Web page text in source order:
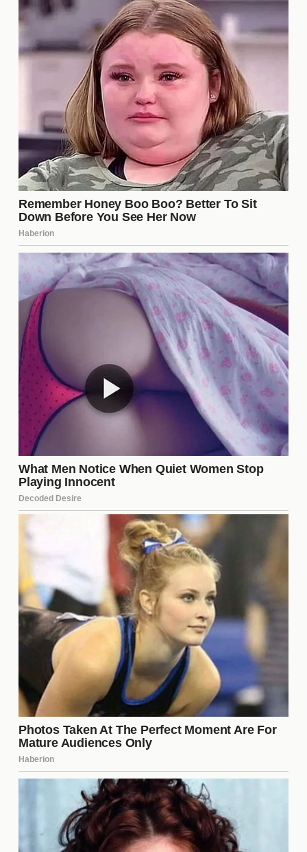
Los
son una emoción común en las
relaciones abiertas, pero no tienen que ser
destructivos. Es importante reconocer estos
sentimientos y abordarlos de manera constructiva.
Hablar sobre los celos con la pareja puede ayudar a
desmitificarlos y encontrar soluciones. Además,
practicar la auto-reflexión y el autoconocimiento
puede ser útil para entender la raíz de estos
sentimientos y trabajar en su manejo.
La importancia de la confianza
Laconfianzaes el pilar fundamental de cualquier
relación, y aún más en una relación abierta. Sin
confianza, es difícil mantener la estabilidad
emocional y la conexión entre los miembros. Para
fomentar la confianza, es esencial ser transparente
sobre las interacciones externas y estar dispuesto a
hablar sobre cualquier inquietud que surja. Esto
crea un ambiente donde ambos se sienten seguros
y valorados.
Evaluando la relación
Es recomendable realizar evaluaciones periódicas
de larelaciónpara asegurarse de que ambas
partes estén satisfechas con el acuerdo. Esto
puede incluir conversaciones sobre cómo se
sienten con respecto a las interacciones externas,
si los límites establecidos siguen siendo adecuados
y si hay nuevas necesidades que deben abordarse.
Esta práctica no solo fortalece el vínculo, sino que
también permite ajustar el enfoque según las
experiencias compartidas.
¿Las relaciones abiertas son
solo para personas jóvenes?
No, las relaciones abiertas
no son exclusivas de
personas jóvenes. Este tipo de relación puede ser
atractivo para individuos de todas las edades, ya
que la decisión de abrir una relación depende más
de las necesidades y deseos personales que de la
edad. Muchas parejas maduras encuentran en las
relaciones abiertas una forma de revitalizar su